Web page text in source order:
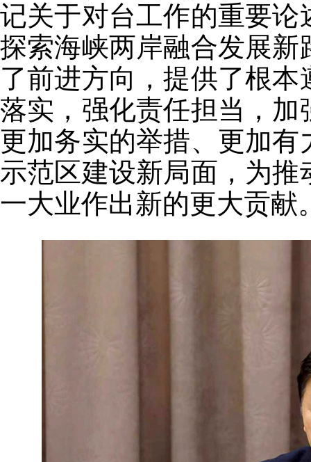
记关于对台工作的重要
探索海峡两岸融合发展
了前进方向，提供了根
落实，强化责任担当，
更加务实的举措、更加
示范区建设新局面，为
一大业作出新的更大贡献